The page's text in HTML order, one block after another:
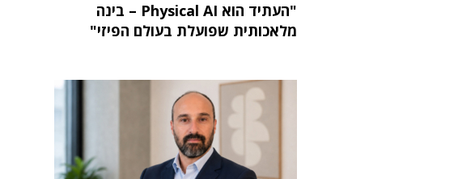
"העתיד הוא Physical AI – בינה
מלאכותית שפועלת בעולם הפיזי"